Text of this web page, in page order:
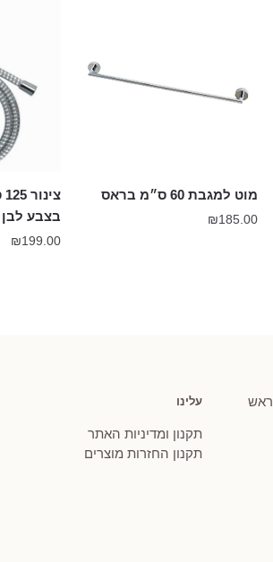
מוט למגבת 60 ס״מ בראס
₪185.00
בצבע לבן
₪199.00
עלינו
תקנון ומדיניות האתר
תקנון החזרות מוצרים